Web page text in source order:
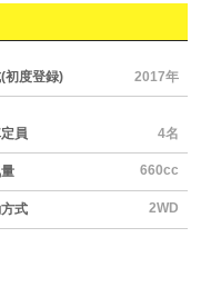
初度登録) 2017年
員 4名
660cc
式 2WD